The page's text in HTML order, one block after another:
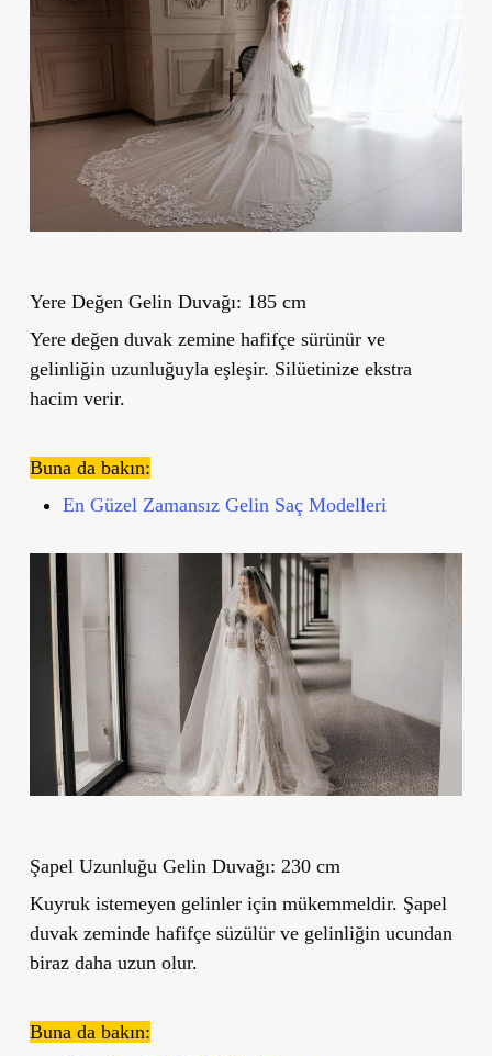
Yere Değen Gelin Duvağı: 185 cm
Yere değen duvak zemine hafifçe sürünür ve
gelinliğin uzunluğuyla eşleşir. Silüetinize ekstra
hacim verir.
Buna da bakın:
En Güzel Zamansız Gelin Saç Modelleri
Şapel Uzunluğu Gelin Duvağı: 230 cm
Kuyruk istemeyen gelinler için mükemmeldir. Şapel
duvak zeminde hafifçe süzülür ve gelinliğin ucundan
biraz daha uzun olur.
Buna da bakın: